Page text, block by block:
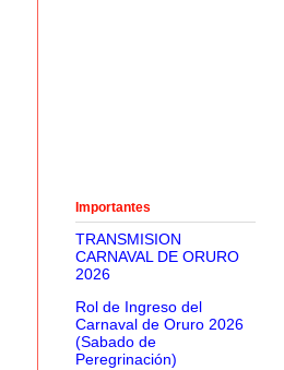
Importantes
TRANSMISION
CARNAVAL DE ORURO
2026
Rol de Ingreso del
Carnaval de Oruro 2026
(Sabado de
Peregrinación)